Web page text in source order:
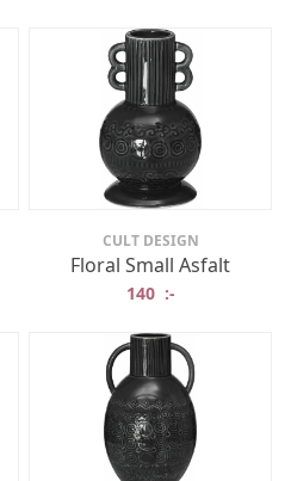
CULT DESIGN
Floral Small Asfalt
140 :-